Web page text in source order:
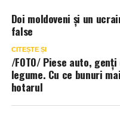
Doi moldoveni și un
false
CITEȘTE ȘI
/FOTO/ Piese auto,
legume. Cu ce bunuri
hotarul